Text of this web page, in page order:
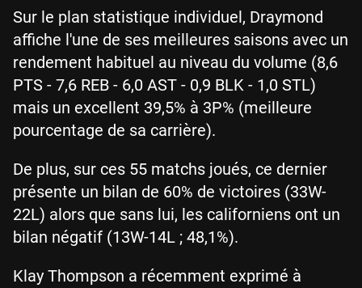
Sur le plan statistique individuel, Draymond
affiche l'une de ses meilleures saisons avec un
rendement habituel au niveau du volume (8,6
PTS - 7,6 REB - 6,0 AST - 0,9 BLK - 1,0 STL)
mais un excellent 39,5% à 3P% (meilleure
pourcentage de sa carrière).
De plus, sur ces 55 matchs joués, ce dernier
présente un bilan de 60% de victoires (33W-
22L) alors que sans lui, les californiens ont un
bilan négatif (13W-14L ; 48,1%).
Klay Thompson a récemment exprimé à